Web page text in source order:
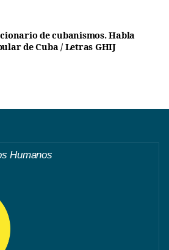
de cubanismos. Habla
de Cuba / Letras GHIJ
Humanos